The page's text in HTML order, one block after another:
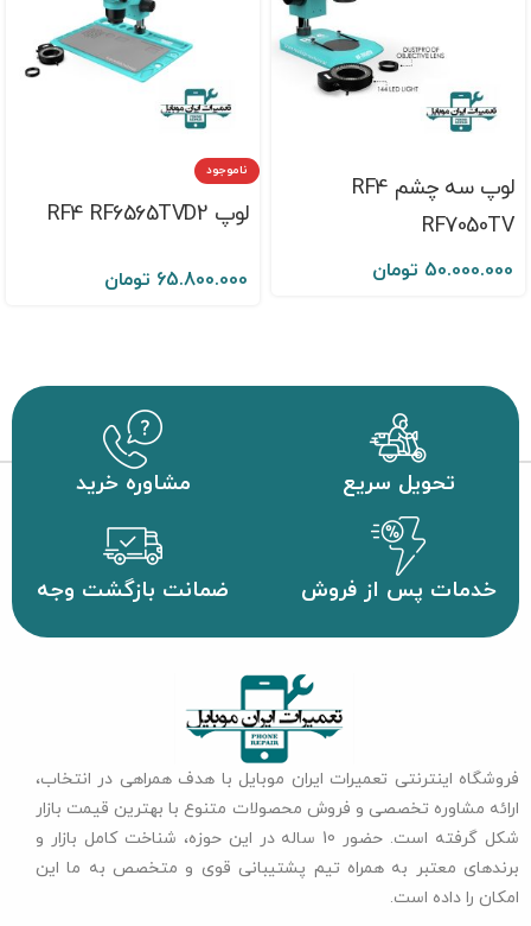
لوپ سه چشم RF4
RF7050TV
50.000.000 تومان
ناموجود
لوپ RF4 RF6565TVD2
65.800.000 تومان
تحویل سریع مشاوره خرید
خدمات پس از فروش ضمانت بازگشت وجه
فروشگاه اینترنتی تعمیرات ایران موبایل با هدف همراهی در انتخاب،
ارائه مشاوره تخصصی و فروش محصولات متنوع با بهترین قیمت بازار
شکل گرفته است. حضور 10 ساله در این حوزه، شناخت کامل بازار و
برندهای معتبر به همراه تیم پشتیبانی قوی و متخصص به ما این
امکان را داده است.